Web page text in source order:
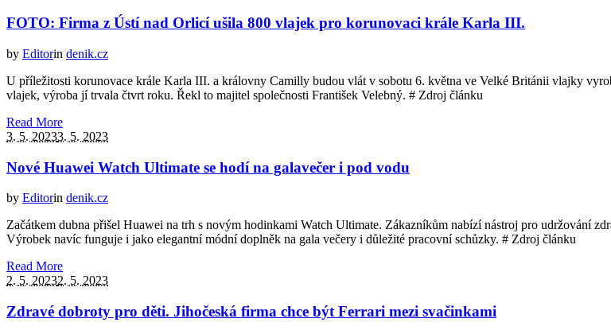
FOTO: Firma z Ústí nad Orlicí ušila 800 vlajek pro korunovaci krále Karla III.
by Editorin denik.cz
U příležitosti korunovace krále Karla III. a královny Camilly budou vlát v sobotu 6. května ve Velké Británii vlajky
vlajek, výroba jí trvala čtvrt roku. Řekl to majitel společnosti František Velebný. # Zdroj článku
Read More
3. 5. 20233. 5. 2023
Nové Huawei Watch Ultimate se hodí na galavečer i pod vodu
by Editorin denik.cz
Začátkem dubna přišel Huawei na trh s novým hodinkami Watch Ultimate. Zákazníkům nabízí nástroj pro udržování
Výrobek navíc funguje i jako elegantní módní doplněk na gala večery i důležité pracovní schůzky. # Zdroj článku
Read More
2. 5. 20232. 5. 2023
Zdravé dobroty pro děti. Jihočeská firma chce být Ferrari mezi svačinkami